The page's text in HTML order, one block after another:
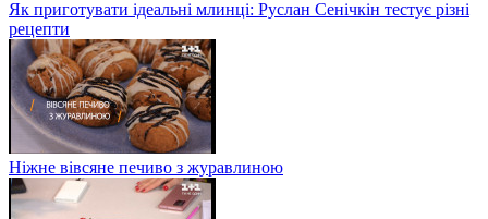
Як приготувати ідеальні млинці: Руслан Сенічкін тестує різні
рецепти
Ніжне вівсяне печиво з журавлиною